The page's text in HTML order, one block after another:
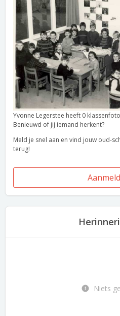
Yvonne Legerstee heeft 0
Benieuwd of jij iemand herkent?
Meld je snel aan en vind jouw oud-
terug!
Niets